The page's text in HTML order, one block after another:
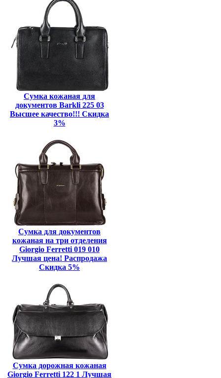
Сумка кожаная для
документов Barkli 225 03
Высшее качество!!! Скидка
3%
Сумка для документов
кожаная на три отделения
Giorgio Ferretti 019 010
Лучшая цена! Распродажа
Скидка 5%
Сумка дорожная кожаная
Giorgio Ferretti 122 1 Лучшая